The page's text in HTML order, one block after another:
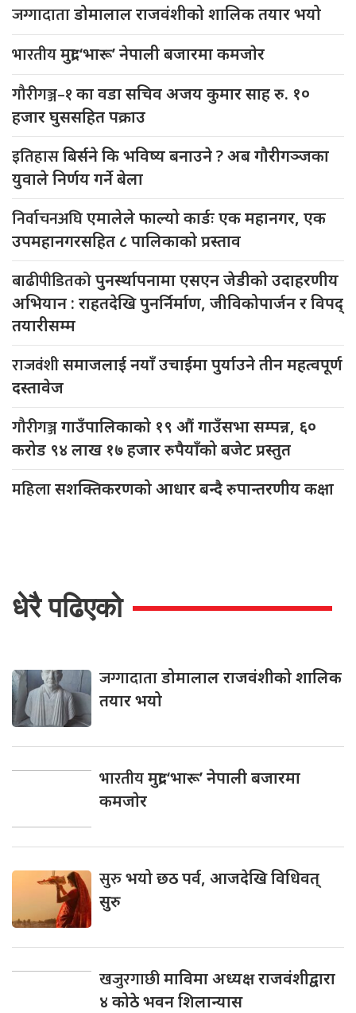
जग्गादाताडोमालाल राजवंशीको शालिक तयार भयो
भारतीयमुद्रा ‘भारू’ नेपाली बजारमा कमजाेर
गौरीगञ्ज–१का वडा सचिव अजय कुमार साह रु. १०
हजार घुससहित पक्राउ
इतिहासबिर्सने कि भविष्य बनाउने ? अब गौरीगञ्जका
युवाले निर्णय गर्ने बेला
निर्वाचनअघिएमालेले फाल्यो कार्डः एक महानगर, एक
उपमहानगरसहित ८ पालिकाको प्रस्ताव
बाढीपीडितकोपुनर्स्थापनामा एसएन जेडीको उदाहरणीय
अभियान : राहतदेखि पुनर्निर्माण, जीविकोपार्जन र विपद्
तयारीसम्म
राजवंशीसमाजलाई नयाँ उचाईमा पुर्याउने तीन महत्वपूर्ण
दस्तावेज
गौरीगञ्जगाउँपालिकाको १९ औं गाउँसभा सम्पन्न, ६०
करोड ९४ लाख १७ हजार रुपैयाँको बजेट प्रस्तुत
महिलासशक्तिकरणको आधार बन्दै रुपान्तरणीय कक्षा
धेरै पढिएको
जग्गादाताडोमालाल राजवंशीको शालिक
तयार भयो
भारतीयमुद्रा ‘भारू’ नेपाली बजारमा
कमजाेर
सुरुभयो छठ पर्व, आजदेखि विधिवत्
सुरु
खजुरगाछीमाविमा अध्यक्ष राजवंशीद्वारा
४ कोठे भवन शिलान्यास